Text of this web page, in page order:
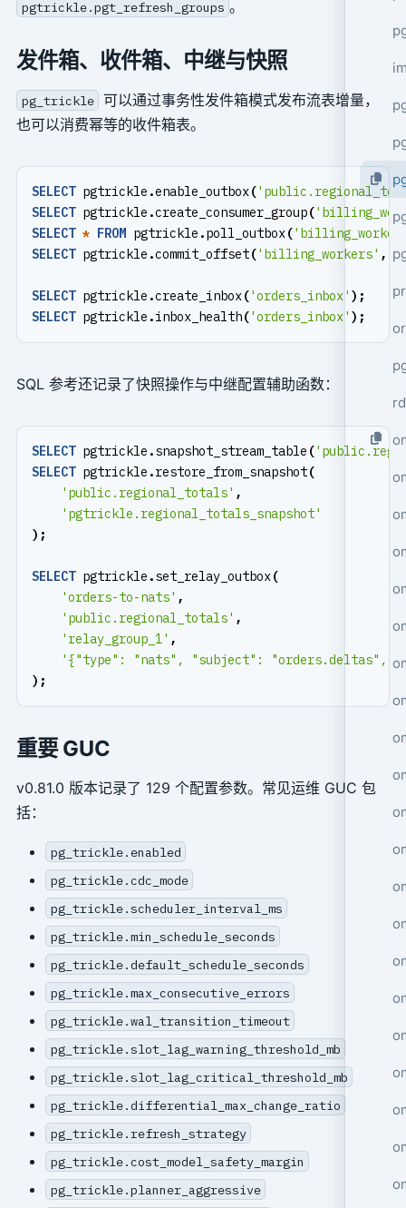
pgtrickle.pgt_refresh_groups 。
发件箱、收件箱、中继与快照
pg_trickle 可以通过事务性发件箱模式发布流表增量，
也可以消费幂等的收件箱表。
SELECT pgtrickle .enable_outbox(
SELECT pgtrickle .create_consumer_group(
SELECT * FROM pgtrickle .poll_outbox(
SELECT pgtrickle .commit_offset('billing_workers' ,
SELECT pgtrickle .create_inbox('orders_inbox' );
SELECT pgtrickle .inbox_health('orders_inbox' );
SQL 参考还记录了快照操作与中继配置辅助函数：
SELECT pgtrickle .snapshot_stream_table (
SELECT pgtrickle .restore_from_snapshot(
'public.regional_totals' ,
'pgtrickle.regional_totals_snapshot'
);
SELECT pgtrickle .set_relay_outbox(
'orders-to-nats' ,
'public.regional_totals' ,
'relay_group_1' ,
'{"type": "nats", "subject": "orders.deltas",
);
重要 GUC
v0.81.0 版本记录了 129 个配置参数。常见运维 GUC 包
括：
pg_trickle.enabled
pg_trickle.cdc_mode
pg_trickle.scheduler_interval_ms
pg_trickle.min_schedule_seconds
pg_trickle.default_schedule_seconds
pg_trickle.max_consecutive_errors
pg_trickle.wal_transition_timeout
pg_trickle.slot_lag_warning_threshold_mb
pg_trickle.slot_lag_critical_threshold_mb
pg_trickle.differential_max_change_ratio
pg_trickle.refresh_strategy
pg_trickle.cost_model_safety_margin
pg_trickle.planner_aggressive